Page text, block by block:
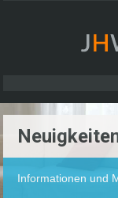
Informationen und